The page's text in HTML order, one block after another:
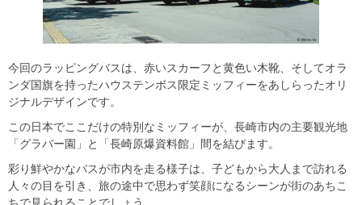
今回のラッピングバスは、赤いスカーフと黄色い木靴、そしてオラ
ンダ国旗を持ったハウステンボス限定ミッフィーをあしらったオリ
ジナルデザインです。
この日本でここだけの特別なミッフィーが、長崎市内の主要観光地
「グラバー園」と「長崎原爆資料館」間を結びます。
彩り鮮やかなバスが市内を走る様子は、子どもから大人まで訪れる
人々の目を引き、旅の途中で思わず笑顔になるシーンが街のあちこ